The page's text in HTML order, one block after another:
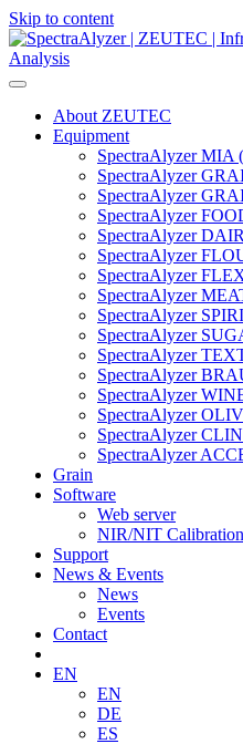
Skip to content
Main
Navigation
About ZEUTEC
Equipment
SpectraAlyzer MIA
SpectraAlyzer
SpectraAlyzer
SpectraAlyzer
SpectraAlyzer
SpectraAlyzer
SpectraAlyzer
SpectraAlyzer
SpectraAlyzer
SpectraAlyzer
SpectraAlyzer
SpectraAlyzer
SpectraAlyzer
SpectraAlyzer
SpectraAlyzer
SpectraAlyzer
Grain
Software
Web server
NIR/NIT
Support
News & Events
News
Events
Contact
EN
EN
DE
ES